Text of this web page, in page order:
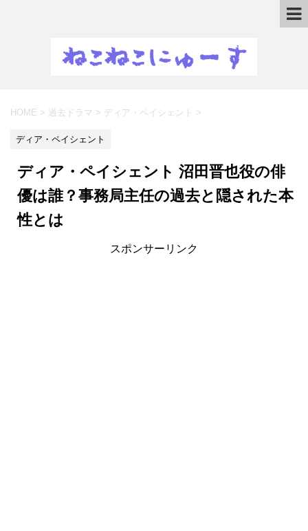
HOME > 過去ドラマ > ディア・ペイシェント >
ディア・ペイシェント
ディア・ペイシェント 沼田晋也役の俳
優は誰？事務局主任の過去と隠された本
性とは
スポンサーリンク